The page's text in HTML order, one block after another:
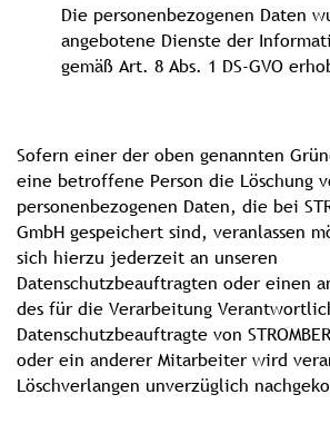
Die personenbezogenen Daten
angebotene Dienste der
gemäß Art. 8 Abs. 1 DS-GVO
Sofern einer der oben genannten
eine betroffene Person die Löschung
personenbezogenen Daten, die bei
GmbH gespeichert sind, veranlassen
sich hierzu jederzeit an unseren
Datenschutzbeauftragten oder einen
des für die Verarbeitung
Datenschutzbeauftragte von
oder ein anderer Mitarbeiter wird
Löschverlangen unverzüglich